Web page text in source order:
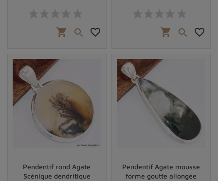
shopping_cart  favorite_border shopping_cart  favorite_border
Pendentif rond Agate
Scénique dendritique
Pendentif Agate mousse
forme goutte allongée